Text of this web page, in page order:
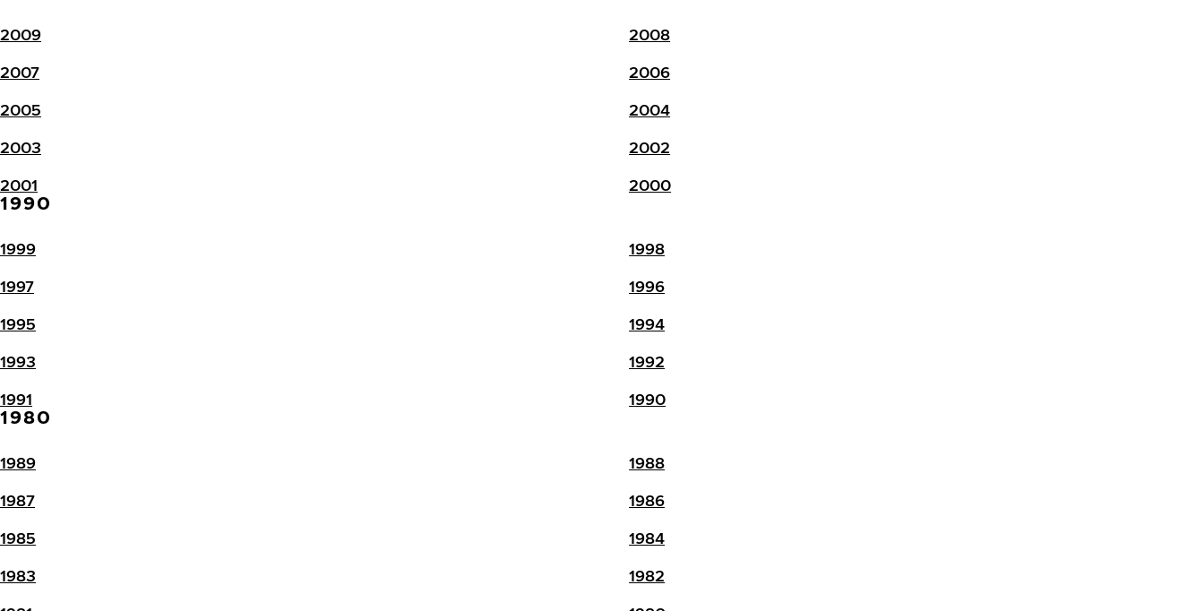
2009
2008
2007
2006
2005
2004
2003
2002
2001
2000
1990
1999
1998
1997
1996
1995
1994
1993
1992
1991
1990
1980
1989
1988
1987
1986
1985
1984
1983
1982